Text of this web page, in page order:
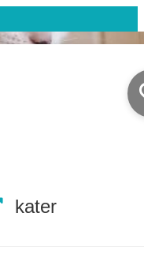
kater